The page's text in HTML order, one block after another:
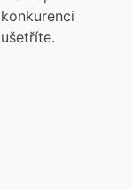
konkurenci
ušetříte.